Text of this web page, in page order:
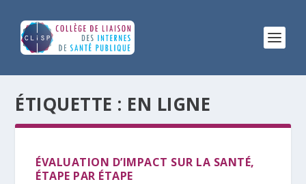
ÉTIQUETTE : EN LIGNE
ÉVALUATION D’IMPACT SUR LA SANTÉ,
ÉTAPE PAR ÉTAPE